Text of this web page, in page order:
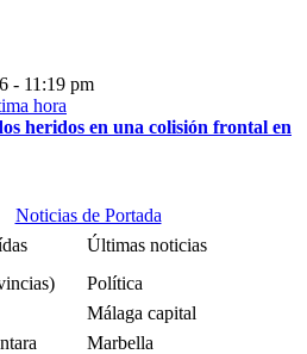
- 11:19 pm
heridos en una colisión frontal en
Noticias de Portada
Últimas noticias
Política
Málaga capital
Marbella